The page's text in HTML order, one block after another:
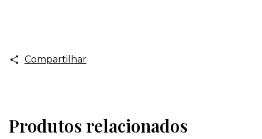
Compartilhar
Produtos relacionados